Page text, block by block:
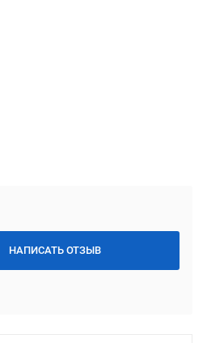
НАПИСАТЬ ОТЗЫВ